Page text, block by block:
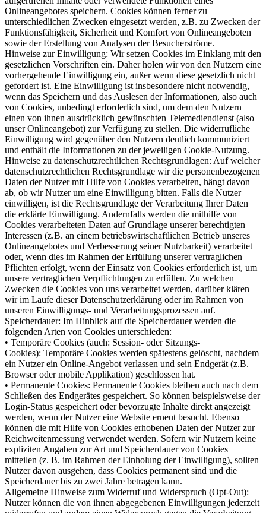
Onlineangebotes speichern. Cookies können ferner zu
unterschiedlichen Zwecken eingesetzt werden, z.B. zu Zwecken der
Funktionsfähigkeit, Sicherheit und Komfort von Onlineangeboten
sowie der Erstellung von Analysen der Besucherströme.
Hinweise zur Einwilligung: Wir setzen Cookies im Einklang mit den
gesetzlichen Vorschriften ein. Daher holen wir von den Nutzern eine
vorhergehende Einwilligung ein, außer wenn diese gesetzlich nicht
gefordert ist. Eine Einwilligung ist insbesondere nicht notwendig,
wenn das Speichern und das Auslesen der Informationen, also auch
von Cookies, unbedingt erforderlich sind, um dem den Nutzern
einen von ihnen ausdrücklich gewünschten Telemediendienst (also
unser Onlineangebot) zur Verfügung zu stellen. Die widerrufliche
Einwilligung wird gegenüber den Nutzern deutlich kommuniziert
und enthält die Informationen zu der jeweiligen Cookie-Nutzung.
Hinweise zu datenschutzrechtlichen Rechtsgrundlagen: Auf welcher
datenschutzrechtlichen Rechtsgrundlage wir die personenbezogenen
Daten der Nutzer mit Hilfe von Cookies verarbeiten, hängt davon
ab, ob wir Nutzer um eine Einwilligung bitten. Falls die Nutzer
einwilligen, ist die Rechtsgrundlage der Verarbeitung Ihrer Daten
die erklärte Einwilligung. Andernfalls werden die mithilfe von
Cookies verarbeiteten Daten auf Grundlage unserer berechtigten
Interessen (z.B. an einem betriebswirtschaftlichen Betrieb unseres
Onlineangebotes und Verbesserung seiner Nutzbarkeit) verarbeitet
oder, wenn dies im Rahmen der Erfüllung unserer vertraglichen
Pflichten erfolgt, wenn der Einsatz von Cookies erforderlich ist, um
unsere vertraglichen Verpflichtungen zu erfüllen. Zu welchen
Zwecken die Cookies von uns verarbeitet werden, darüber klären
wir im Laufe dieser Datenschutzerklärung oder im Rahmen von
unseren Einwilligungs- und Verarbeitungsprozessen auf.
Speicherdauer: Im Hinblick auf die Speicherdauer werden die
folgenden Arten von Cookies unterschieden:
• Temporäre Cookies (auch: Session- oder Sitzungs-
Cookies): Temporäre Cookies werden spätestens gelöscht, nachdem
ein Nutzer ein Online-Angebot verlassen und sein Endgerät (z.B.
Browser oder mobile Applikation) geschlossen hat.
• Permanente Cookies: Permanente Cookies bleiben auch nach dem
Schließen des Endgerätes gespeichert. So können beispielsweise der
Login-Status gespeichert oder bevorzugte Inhalte direkt angezeigt
werden, wenn der Nutzer eine Website erneut besucht. Ebenso
können die mit Hilfe von Cookies erhobenen Daten der Nutzer zur
Reichweitenmessung verwendet werden. Sofern wir Nutzern keine
expliziten Angaben zur Art und Speicherdauer von Cookies
mitteilen (z. B. im Rahmen der Einholung der Einwilligung), sollten
Nutzer davon ausgehen, dass Cookies permanent sind und die
Speicherdauer bis zu zwei Jahre betragen kann.
Allgemeine Hinweise zum Widerruf und Widerspruch (Opt-Out):
Nutzer können die von ihnen abgegebenen Einwilligungen jederzeit